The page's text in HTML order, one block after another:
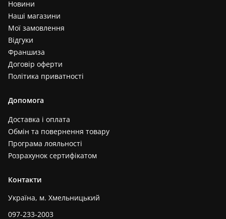
Новини
Наші магазини
Мої замовлення
Відгуки
Франшиза
Договір оферти
Політика приватності
Допомога
Доставка і оплата
Обмін та повернення товару
Програма лояльності
Розрахунок сертифікатом
Контакти
Україна, м. Хмельницький
097-233-2003